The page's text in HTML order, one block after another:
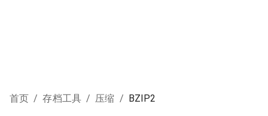
首页 / 存档工具 / 压缩 / BZIP2